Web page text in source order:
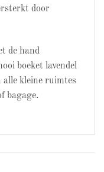
door
de hand
boeket lavendel
kleine ruimtes
bagage.